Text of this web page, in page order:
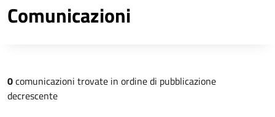
Comunicazioni
0comunicazioni trovate in ordine di pubblicazione
decrescente